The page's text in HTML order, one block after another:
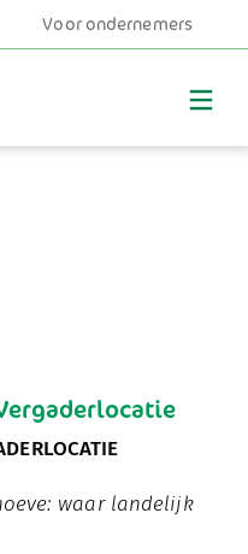
Voor ondernemers
waar landelijk